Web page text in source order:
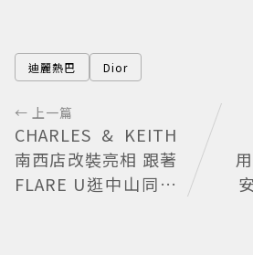
迪麗熱巴 Dior
← 上一篇
CHARLES & KEITH
南西店改裝亮相 跟著
FLARE U逛中山同款